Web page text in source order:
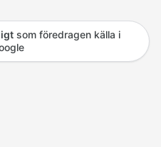
som föredragen källa i